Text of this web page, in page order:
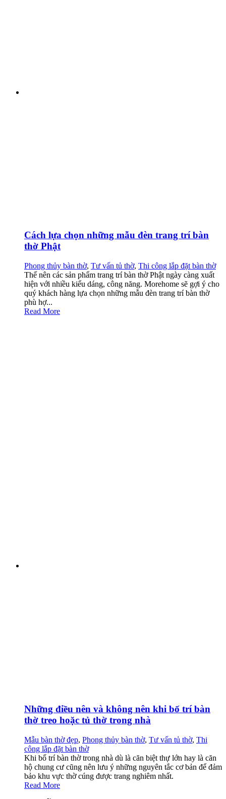
Cách lựa chọn những mẫu đèn trang trí bàn
thờ Phật
Phong thủy bàn thờ, Tư vấn tủ thờ, Thi công lắp đặt bàn thờ
Thế nên các sản phẩm trang trí bàn thờ Phật ngày càng xuất
hiện với nhiều kiểu dáng, công năng. Morehome sẽ gợi ý cho
quý khách hàng lựa chọn những mẫu đèn trang trí bàn thờ
phù hợ...
Read More
Những điều nên và không nên khi bố trí bàn
thờ treo hoặc tủ thờ trong nhà
Mẫu bàn thờ đẹp, Phong thủy bàn thờ, Tư vấn tủ thờ, Thi
công lắp đặt bàn thờ
Khi bố trí bàn thờ trong nhà dù là căn biệt thự lớn hay là căn
hộ chung cư cũng nên lưu ý những nguyên tắc cơ bản để đảm
bảo khu vực thờ cúng được trang nghiêm nhất.
Read More